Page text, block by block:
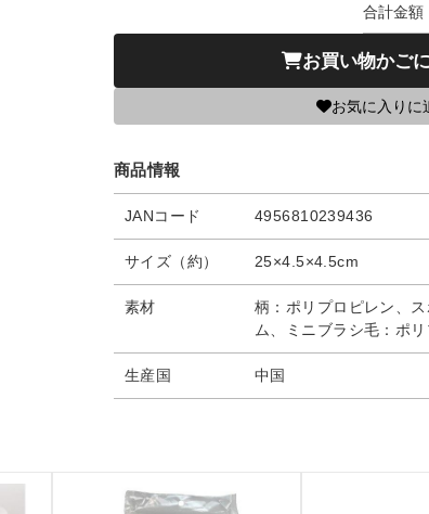
合計金額
お買い物かご
お気に入りに
商品情報
JANコード 4956810239436
サイズ（約） 25×4.5×4.5cm
素材
柄：ポリプロピレン、
ム、ミニブラシ毛：ポ
生産国 中国